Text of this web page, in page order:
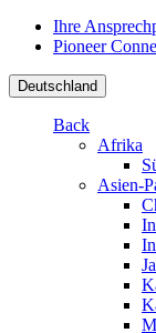
Ihre
Pioneer
Deutschland
Back
Afrika
Asien-